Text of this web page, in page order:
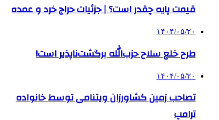
قیمت پایه چقدر است؟ | جزئیات حراج خرد و عمده
۱۴۰۴/۰۵/۲۰
طرح خلع سلاح حزب‌الله برگشت‌ناپذیر است!
۱۴۰۴/۰۵/۲۰
تصاحب زمین کشاورزان ویتنامی توسط خانواده
ترامپ